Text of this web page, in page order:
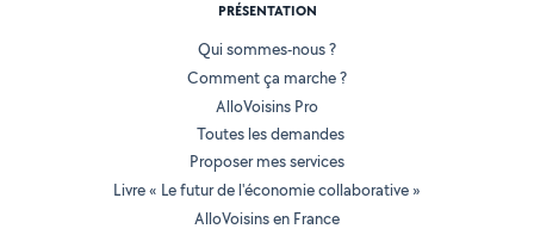
PRÉSENTATION
Qui sommes-nous ?
Comment ça marche ?
AlloVoisins Pro
Toutes les demandes
Proposer mes services
Livre « Le futur de l'économie collaborative »
AlloVoisins en France